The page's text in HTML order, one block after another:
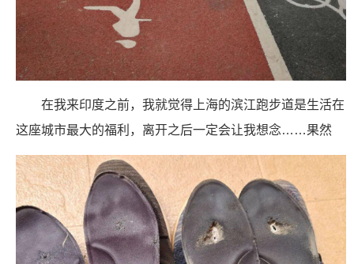
在我来印度之前，我就觉得上海的滨江跑步道是生活在
这座城市最大的福利，离开之后一定会让我想念……果然